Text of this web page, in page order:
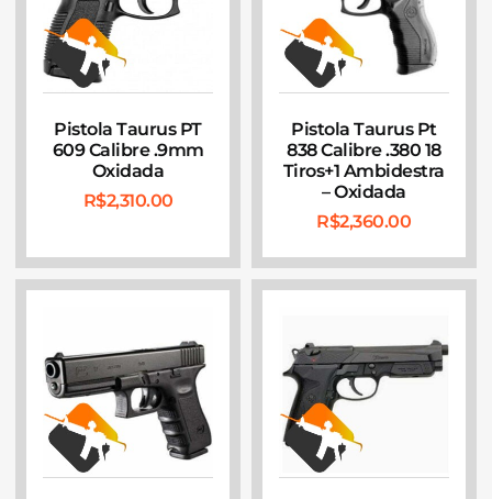
Pistola Taurus PT
609 Calibre .9mm
Oxidada
R$2,310.00
Pistola Taurus Pt
838 Calibre .380 18
Tiros+1 Ambidestra
– Oxidada
R$2,360.00